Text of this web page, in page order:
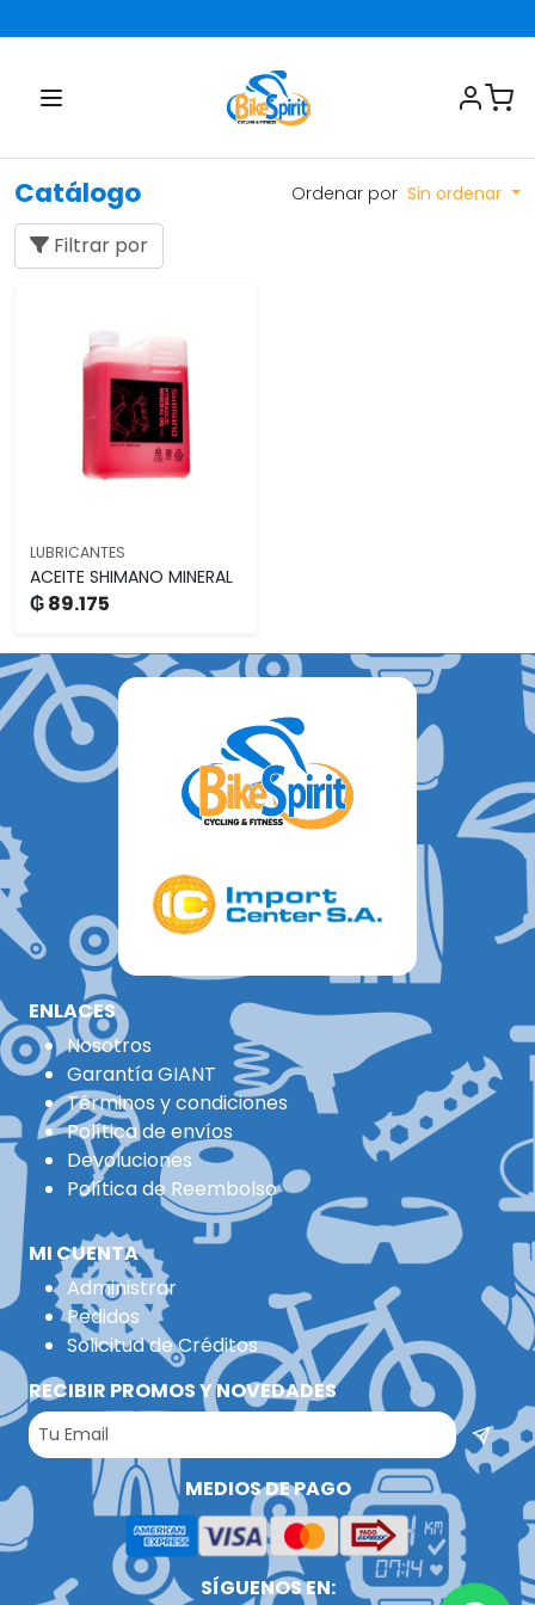
Catálogo Ordenar por Sin ordenar
Filtrar por
LUBRICANTES
ACEITE SHIMANO MINERAL
₲ 89.175
ENLACES
Nosotros
Garantía GIANT
Términos y condiciones
Política de envíos
Devoluciones
Política de Reembolso
MI CUENTA
Administrar
Pedidos
Solicitud de Créditos
RECIBIR PROMOS Y NOVEDADES
MEDIOS DE PAGO
SÍGUENOS EN: